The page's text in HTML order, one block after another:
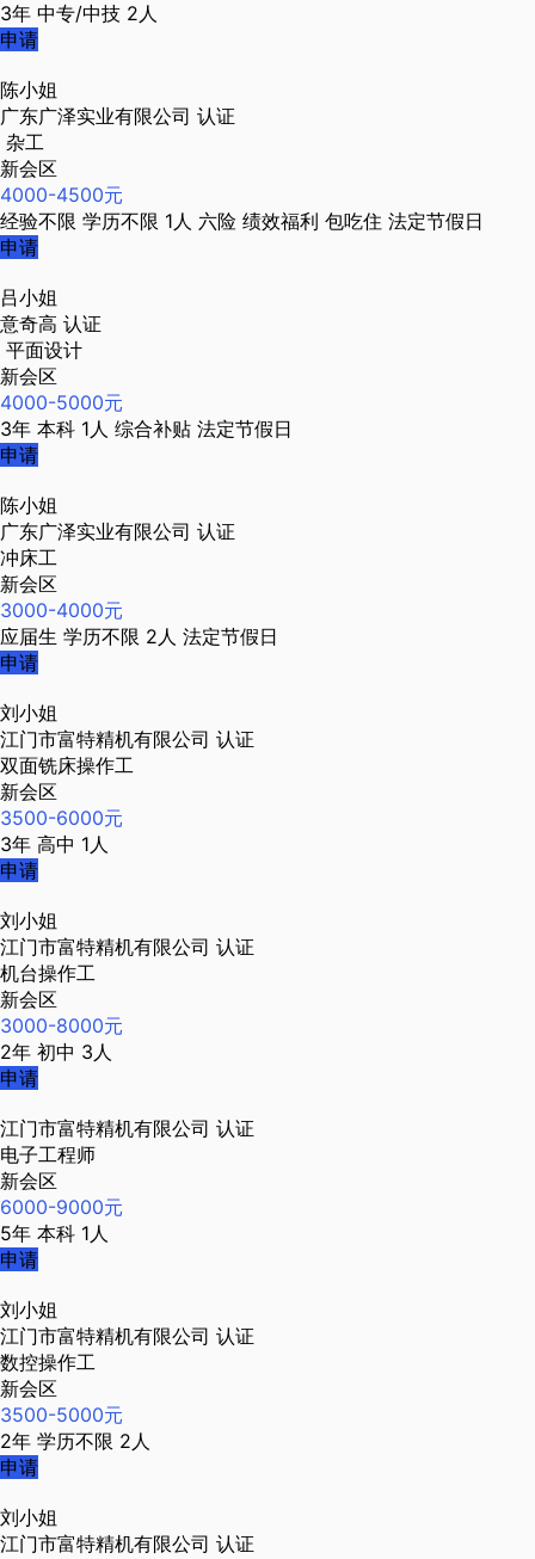
3年 中专/中技 2人
申请
陈小姐
广东广泽实业有限公司 认证
杂工
新会区
4000-4500元
经验不限 学历不限 1人 六险 绩效福利 包吃住 法定节假日
申请
吕小姐
意奇高 认证
平面设计
新会区
4000-5000元
3年 本科 1人 综合补贴 法定节假日
申请
陈小姐
广东广泽实业有限公司 认证
冲床工
新会区
3000-4000元
应届生 学历不限 2人 法定节假日
申请
刘小姐
江门市富特精机有限公司 认证
双面铣床操作工
新会区
3500-6000元
3年 高中 1人
申请
刘小姐
江门市富特精机有限公司 认证
机台操作工
新会区
3000-8000元
2年 初中 3人
申请
江门市富特精机有限公司 认证
电子工程师
新会区
6000-9000元
5年 本科 1人
申请
刘小姐
江门市富特精机有限公司 认证
数控操作工
新会区
3500-5000元
2年 学历不限 2人
申请
刘小姐
江门市富特精机有限公司 认证